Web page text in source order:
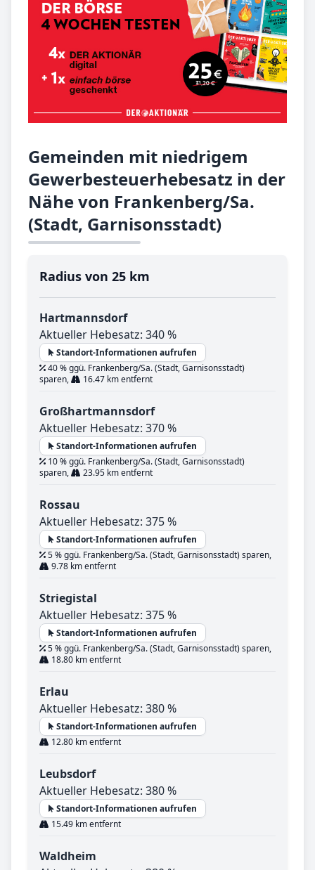
Gemeinden mit niedrigem
Gewerbesteuerhebesatz in der
Nähe von Frankenberg/Sa.
(Stadt, Garnisonsstadt)
Radius von 25 km
Hartmannsdorf
Aktueller Hebesatz: 340 %
Standort-Informationen aufrufen
40 % ggü. Frankenberg/Sa. (Stadt, Garnisonsstadt)
sparen,
16.47 km entfernt
Großhartmannsdorf
Aktueller Hebesatz: 370 %
Standort-Informationen aufrufen
10 % ggü. Frankenberg/Sa. (Stadt, Garnisonsstadt)
sparen,
23.95 km entfernt
Rossau
Aktueller Hebesatz: 375 %
Standort-Informationen aufrufen
5 % ggü. Frankenberg/Sa. (Stadt, Garnisonsstadt) sparen,
9.78 km entfernt
Striegistal
Aktueller Hebesatz: 375 %
Standort-Informationen aufrufen
5 % ggü. Frankenberg/Sa. (Stadt, Garnisonsstadt) sparen,
18.80 km entfernt
Erlau
Aktueller Hebesatz: 380 %
Standort-Informationen aufrufen
12.80 km entfernt
Leubsdorf
Aktueller Hebesatz: 380 %
Standort-Informationen aufrufen
15.49 km entfernt
Waldheim